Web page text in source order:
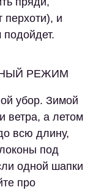
перхоти), и
РЕЖИМ
убор. Зимой
ветра, а летом
всю длину,
под
одной шапки
про